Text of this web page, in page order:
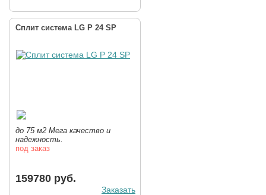
Сплит система LG P 24 SP
до 75 м2 Мега качество и
надежность.
под заказ
159780 руб.
Заказать